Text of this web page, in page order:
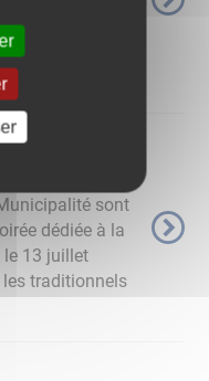
direction du
Saint durant
sont
dédiée à la
le 13 juillet
traditionnels